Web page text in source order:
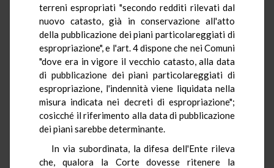
terreni espropriati "secondo redditi rilevati dal
nuovo catasto, già in conservazione all'atto
della pubblicazione dei piani particolareggiati di
espropriazione", e l'art. 4 dispone che nei Comuni
"dove era in vigore il vecchio catasto, alla data
di pubblicazione dei piani particolareggiati di
espropriazione, l'indennità viene liquidata nella
misura indicata nei decreti di espropriazione";
cosicché il riferimento alla data di pubblicazione
dei piani sarebbe determinante.
In via subordinata, la difesa dell'Ente rileva
che, qualora la Corte dovesse ritenere la